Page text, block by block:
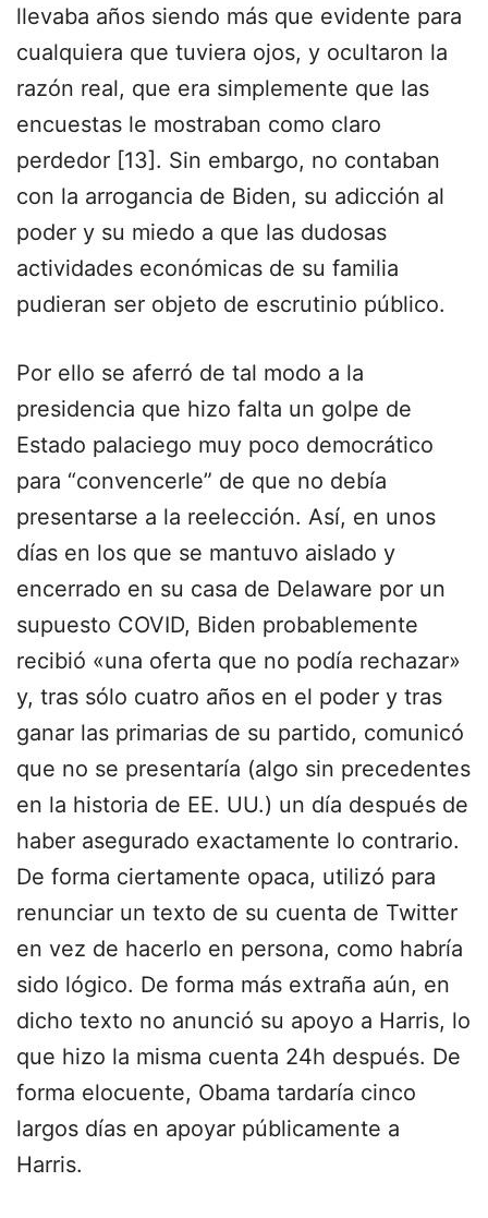
llevaba años siendo más que evidente para
cualquiera que tuviera ojos, y ocultaron la
razón real, que era simplemente que las
encuestas le mostraban como claro
perdedor [13]. Sin embargo, no contaban
con la arrogancia de Biden, su adicción al
poder y su miedo a que las dudosas
actividades económicas de su familia
pudieran ser objeto de escrutinio público.
Por ello se aferró de tal modo a la
presidencia que hizo falta un golpe de
Estado palaciego muy poco democrático
para “convencerle” de que no debía
presentarse a la reelección. Así, en unos
días en los que se mantuvo aislado y
encerrado en su casa de Delaware por un
supuesto COVID, Biden probablemente
recibió «una oferta que no podía rechazar»
y, tras sólo cuatro años en el poder y tras
ganar las primarias de su partido, comunicó
que no se presentaría (algo sin precedentes
en la historia de EE. UU.) un día después de
haber asegurado exactamente lo contrario.
De forma ciertamente opaca, utilizó para
renunciar un texto de su cuenta de Twitter
en vez de hacerlo en persona, como habría
sido lógico. De forma más extraña aún, en
dicho texto no anunció su apoyo a Harris, lo
que hizo la misma cuenta 24h después. De
forma elocuente, Obama tardaría cinco
largos días en apoyar públicamente a
Harris.